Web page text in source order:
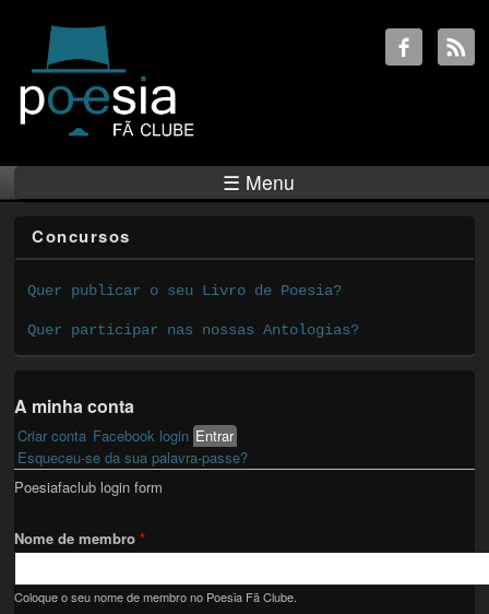
☰ Menu
Concursos
Quer publicar o seu Livro de Poesia?
Quer participar nas nossas Antologias?
A minha conta
Primary tabs
Criar conta Facebook login Entrar(active tab)
Esqueceu-se da sua palavra-passe?
Poesiafaclub login form
Nome de membro*
Coloque o seu nome de membro no Poesia Fã Clube.